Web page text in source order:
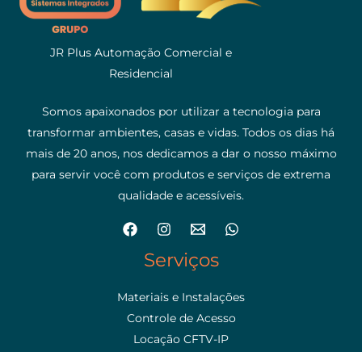
JR Plus Automação Comercial e
Residencial
Somos apaixonados por utilizar a tecnologia para
transformar ambientes, casas e vidas. Todos os dias há
mais de 20 anos, nos dedicamos a dar o nosso máximo
para servir você com produtos e serviços de extrema
qualidade e acessíveis.
Serviços
Materiais e Instalações
Controle de Acesso
Locação CFTV-IP